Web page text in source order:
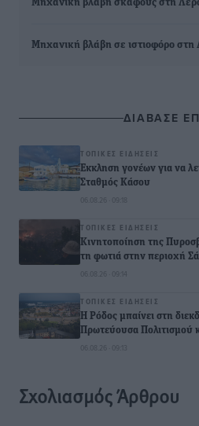
Μηχανική βλάβη σκάφους στη
Μηχανική βλάβη σε ιστιοφόρο στη
ΔΙΑΒΑΣΕ
ΤΟΠΙΚΈΣ ΕΙΔΉΣΕΙΣ
Έκκληση γονέων για να
Σταθμός Κάσου
06.08.26 · 09:18
ΤΟΠΙΚΈΣ ΕΙΔΉΣΕΙΣ
Κινητοποίηση της
τη φωτιά στην περιοχή
06.08.26 · 09:14
ΤΟΠΙΚΈΣ ΕΙΔΉΣΕΙΣ
Η Ρόδος μπαίνει στη
Πρωτεύουσα Πολιτισμού
06.08.26 · 09:13
Σχολιασμός Άρθρου